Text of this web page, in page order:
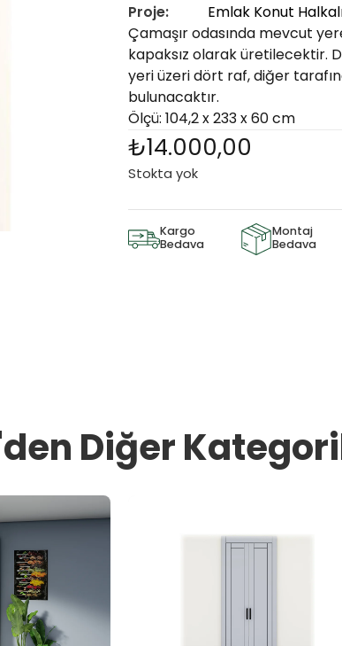
Proje:
Emlak Konut
Çamaşır odasında mevcut
kapaksız olarak üretilecektir.
yeri üzeri dört raf, diğer
bulunacaktır.
Ölçü: 104,2 x 233 x 60 cm
₺14.000,00
Stokta yok
Kargo
Bedava
Montaj
Bedava
Diğer